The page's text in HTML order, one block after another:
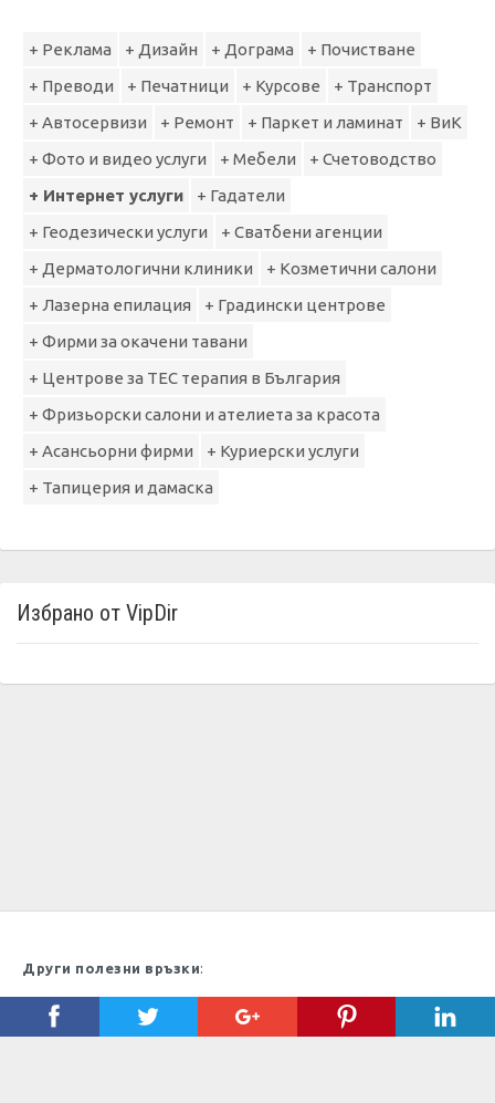
+ Реклама + Дизайн + Дограма
+ Почистване
+ Преводи
+ Печатници + Курсове
+ Транспорт
+ Автосервизи
+ Ремонт + Паркет и ламинат
+ ВиК
+ Фото и видео услуги
+ Мебели
+ Счетоводство
+ Интернет услуги
+ Гадатели
+ Геодезически услуги
+ Сватбени агенции
+ Дерматологични клиники
+ Козметични салони
+ Лазерна епилация
+ Градински центрове
+ Фирми за окачени тавани
+ Центрове за ТЕС терапия в България
+ Фризьорски салони и ателиета за красота
+ Асансьорни фирми
+ Куриерски услуги
+ Тапицерия и дамаска
Избрано от VipDir
Други полезни връзки:
Maksoft, Bulgaria, 2009 - - 2026 Vip Dir - директория с